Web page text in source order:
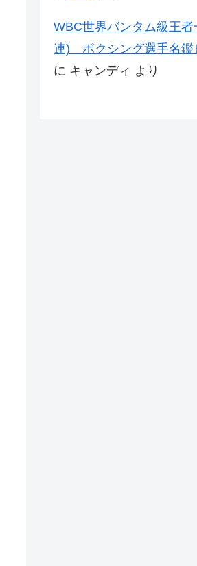
WBC世界バンタム級王者
連) ボクシング選手名鑑
に キャンディ より